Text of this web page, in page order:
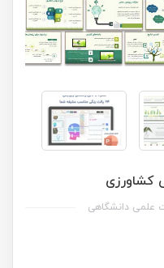
کشاورزی
علمی دانشگاهی